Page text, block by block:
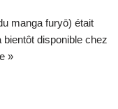
manga furyō) était
disponible chez
»